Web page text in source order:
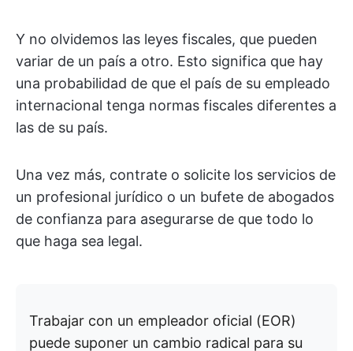
Y no olvidemos las leyes fiscales, que pueden
variar de un país a otro. Esto significa que hay
una probabilidad de que el país de su empleado
internacional tenga normas fiscales diferentes a
las de su país.
Una vez más, contrate o solicite los servicios de
un profesional jurídico o un bufete de abogados
de confianza para asegurarse de que todo lo
que haga sea legal.
Trabajar con un empleador oficial (EOR)
puede suponer un cambio radical para su